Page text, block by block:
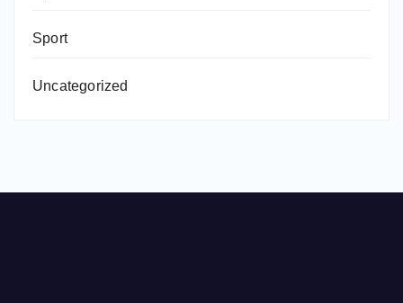
Sport
Uncategorized